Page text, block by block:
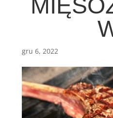
gru 6, 2022